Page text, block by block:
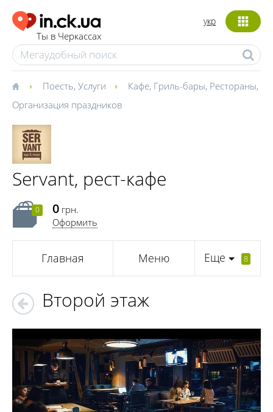
Ты в Черкассах
укр
Поесть, Услуги Кафе, Гриль-бары, Рестораны,
Организация праздников
Servant, рест-кафе
0 0 грн.
Оформить
Главная Меню Еще 8
Второй этаж